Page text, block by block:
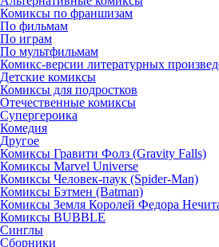
Комиксы по франшизам
По фильмам
По играм
По мультфильмам
Комикс-версии литературных
Детские комиксы
Комиксы для подростков
Отечественные комиксы
Супергероика
Комедия
Другое
Комиксы Гравити Фолз (Gravity Falls)
Комиксы Marvel Universe
Комиксы Человек-паук (Spider-Man)
Комиксы Бэтмен (Batman)
Комиксы Земля Королей Федора
Комиксы BUBBLE
Синглы
Сборники